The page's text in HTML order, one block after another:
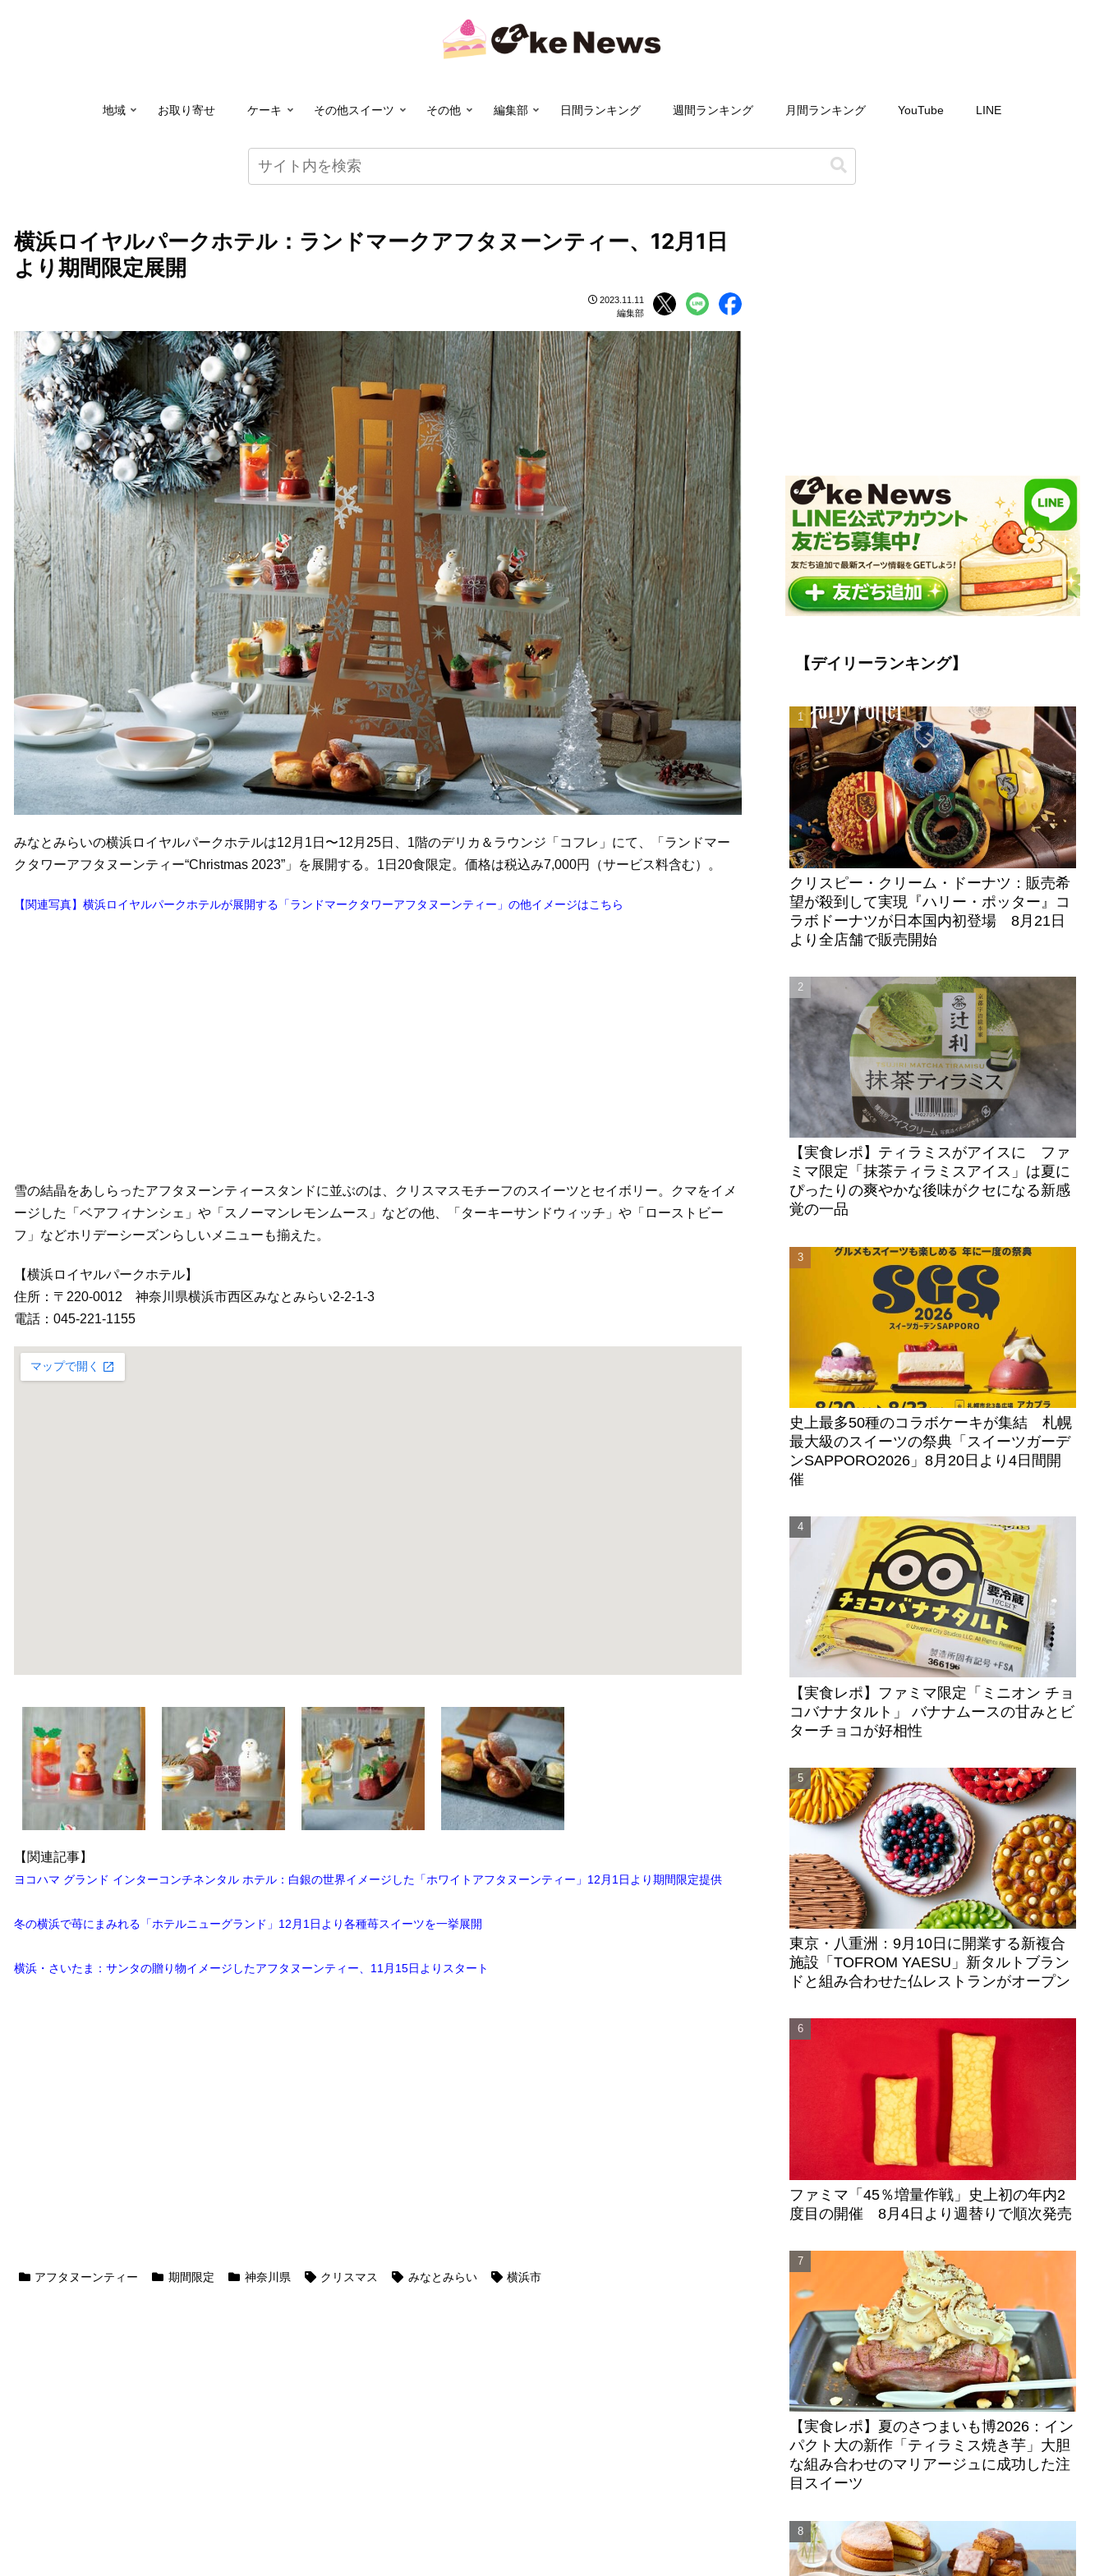
地域 お取り寄せ ケーキ その他スイーツ その他 編集部 日間ランキング 週間ランキング 月間ランキング YouTube LINE
横浜ロイヤルパークホテル：ランドマークアフタヌーンティー、12月1日
より期間限定展開
2023.11.11
編集部
みなとみらいの横浜ロイヤルパークホテルは12月1日〜12月25日、1階のデリカ＆ラウンジ「コフレ」にて、「ランドマー
クタワーアフタヌーンティー“Christmas 2023”」を展開する。1日20食限定。価格は税込み7,000円（サービス料含む）。
【関連写真】横浜ロイヤルパークホテルが展開する「ランドマークタワーアフタヌーンティー」の他イメージはこちら
雪の結晶をあしらったアフタヌーンティースタンドに並ぶのは、クリスマスモチーフのスイーツとセイボリー。クマをイメ
ージした「ベアフィナンシェ」や「スノーマンレモンムース」などの他、「ターキーサンドウィッチ」や「ローストビー
フ」などホリデーシーズンらしいメニューも揃えた。
【横浜ロイヤルパークホテル】
住所：〒220-0012 神奈川県横浜市西区みなとみらい2-2-1-3
電話：045-221-1155
【関連記事】
ヨコハマ グランド インターコンチネンタル ホテル：白銀の世界イメージした「ホワイトアフタヌーンティー」12月1日より期間限定提供
冬の横浜で苺にまみれる「ホテルニューグランド」12月1日より各種苺スイーツを一挙展開
横浜・さいたま：サンタの贈り物イメージしたアフタヌーンティー、11月15日よりスタート
アフタヌーンティー 期間限定 神奈川県 クリスマス みなとみらい 横浜市
【デイリーランキング】
クリスピー・クリーム・ドーナツ：販売希
望が殺到して実現『ハリー・ポッター』コ
ラボドーナツが日本国内初登場 8月21日
より全店舗で販売開始
【実食レポ】ティラミスがアイスに ファ
ミマ限定「抹茶ティラミスアイス」は夏に
ぴったりの爽やかな後味がクセになる新感
覚の一品
史上最多50種のコラボケーキが集結 札幌
最大級のスイーツの祭典「スイーツガーデ
ンSAPPORO2026」8月20日より4日間開
催
【実食レポ】ファミマ限定「ミニオン チョ
コバナナタルト」 バナナムースの甘みとビ
ターチョコが好相性
東京・八重洲：9月10日に開業する新複合
施設「TOFROM YAESU」新タルトブラン
ドと組み合わせた仏レストランがオープン
ファミマ「45％増量作戦」史上初の年内2
度目の開催 8月4日より週替りで順次発売
【実食レポ】夏のさつまいも博2026：イン
パクト大の新作「ティラミス焼き芋」大胆
な組み合わせのマリアージュに成功した注
目スイーツ